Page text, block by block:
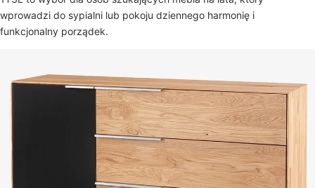
wprowadzi do sypialni lub pokoju dziennego harmonię i
funkcjonalny porządek.